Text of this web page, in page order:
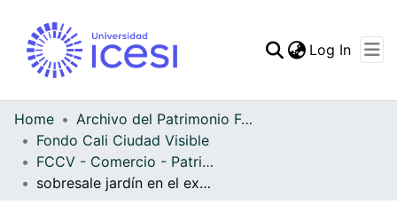
Log In
Home
Archivo del Patrimonio Fotográfico y Fílmico del Valle del Cauca
Fondo Cali Ciudad Visible
FCCV - Comercio - Patrimonial
sobresale jardín en el exterior de una residencia en la cual funciona una tienda en su garaje